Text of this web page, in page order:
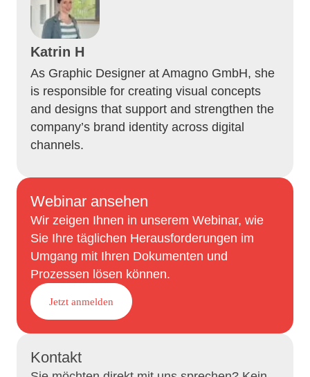
Webinar ansehen
Wir zeigen Ihnen in unserem Webinar, wie
Sie Ihre täglichen Herausforderungen im
Umgang mit Ihren Dokumenten und
Prozessen lösen können.
Jetzt anmelden
Kontakt
Katrin H
As Graphic Designer at Amagno GmbH, she
is responsible for creating visual concepts
and designs that support and strengthen the
company’s brand identity across digital
channels.